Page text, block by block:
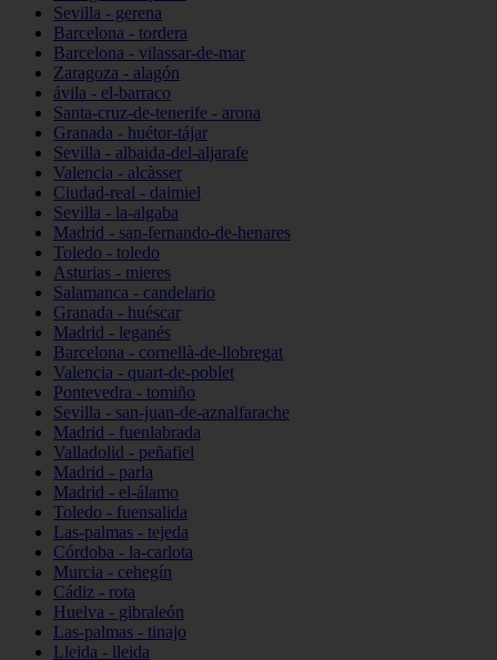
Sevilla - gerena
Barcelona - tordera
Barcelona - vilassar-de-mar
Zaragoza - alagón
ávila - el-barraco
Santa-cruz-de-tenerife - arona
Granada - huétor-tájar
Sevilla - albaida-del-aljarafe
Valencia - alcàsser
Ciudad-real - daimiel
Sevilla - la-algaba
Madrid - san-fernando-de-henares
Toledo - toledo
Asturias - mieres
Salamanca - candelario
Granada - huéscar
Madrid - leganés
Barcelona - cornellà-de-llobregat
Valencia - quart-de-poblet
Pontevedra - tomiño
Sevilla - san-juan-de-aznalfarache
Madrid - fuenlabrada
Valladolid - peñafiel
Madrid - parla
Madrid - el-álamo
Toledo - fuensalida
Las-palmas - tejeda
Córdoba - la-carlota
Murcia - cehegín
Cádiz - rota
Huelva - gibraleón
Las-palmas - tinajo
Lleida - lleida